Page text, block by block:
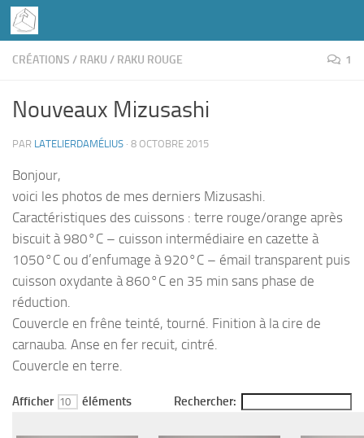
Skip to content
CRÉATIONS / RAKU / RAKU ROUGE 1
Nouveaux Mizusashi
PAR LATELIERDAMÉLIUS · 8 OCTOBRE 2015
Bonjour,
voici les photos de mes derniers Mizusashi.
Caractéristiques des cuissons : terre rouge/orange après
biscuit à 980°C – cuisson intermédiaire en cazette à
1050°C ou d’enfumage à 920°C – émail transparent puis
cuisson oxydante à 860°C en 35 min sans phase de
réduction.
Couvercle en frêne teinté, tourné. Finition à la cire de
carnauba. Anse en fer recuit, cintré.
Couvercle en terre.
Afficher éléments Rechercher: